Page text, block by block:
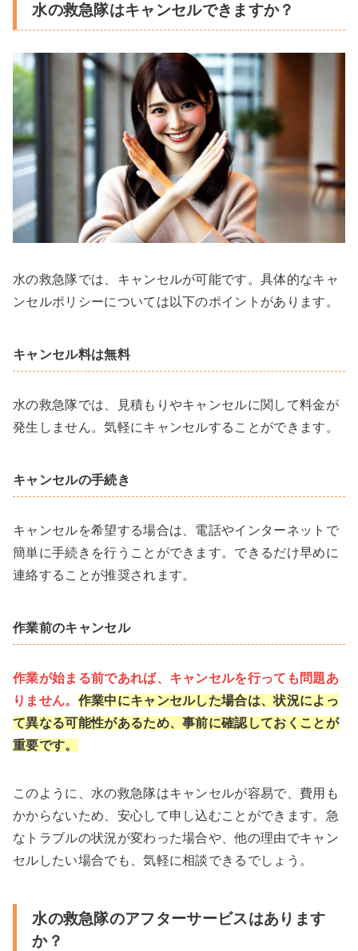
水の救急隊はキャンセルできますか？
水の救急隊では、キャンセルが可能です。具体的なキャ
ンセルポリシーについては以下のポイントがあります。
キャンセル料は無料
水の救急隊では、見積もりやキャンセルに関して料金が
発生しません。気軽にキャンセルすることができます。
キャンセルの手続き
キャンセルを希望する場合は、電話やインターネットで
簡単に手続きを行うことができます。できるだけ早めに
連絡することが推奨されます。
作業前のキャンセル
作業が始まる前であれば、キャンセルを行っても問題あ
りません。 作業中にキャンセルした場合は、状況によっ
て異なる可能性があるため、事前に確認しておくことが
重要です。
このように、水の救急隊はキャンセルが容易で、費用も
かからないため、安心して申し込むことができます。急
なトラブルの状況が変わった場合や、他の理由でキャン
セルしたい場合でも、気軽に相談できるでしょう。
水の救急隊のアフターサービスはあります
か？